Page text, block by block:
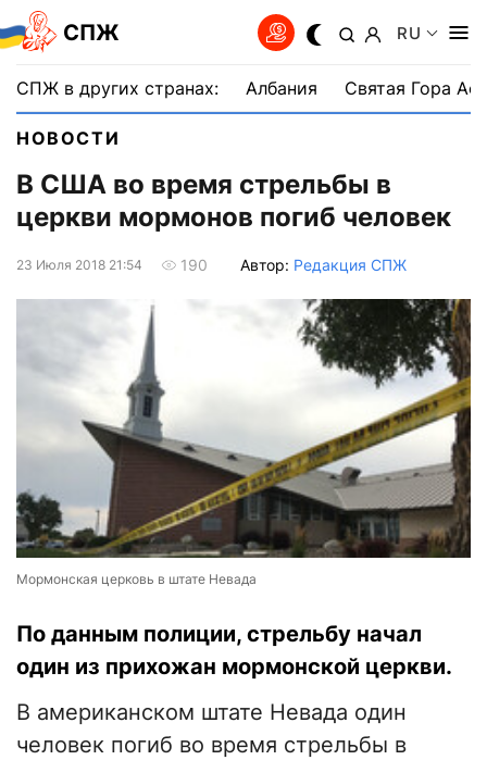
СПЖ RU
СПЖ в других странах: Албания Святая Гора
НОВОСТИ
В США во время стрельбы в
церкви мормонов погиб человек
23 Июля 2018 21:54 190 Автор: Редакция СПЖ
Мормонская церковь в штате Невада
По данным полиции, стрельбу начал
один из прихожан мормонской церкви.
В американском штате Невада один
человек погиб во время стрельбы в